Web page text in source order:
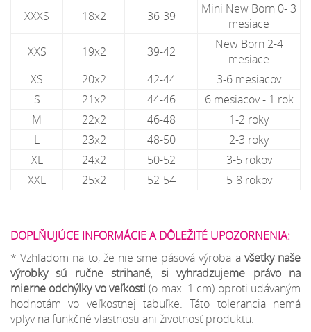
XXXS 18x2 36-39
Mini New Born 0- 3
mesiace
XXS
19x2 39-42
New Born 2-4
mesiace
XS
20x2 42-44
3-6 mesiacov
S
21x2 44-46
6 mesiacov - 1 rok
M
22x2 46-48
1-2 roky
L
23x2 48-50
2-3 roky
XL
24x2 50-52
3-5 rokov
XXL
25x2 52-54 5-8 rokov
DOPLŇUJÚCE INFORMÁCIE A DÔLEŽITÉ UPOZORNENIA:
* Vzhľadom na to, že nie sme pásová výroba a všetky naše
výrobky sú ručne strihané, si vyhradzujeme právo na
mierne odchýlky vo veľkosti (o max. 1 cm) oproti udávaným
hodnotám vo veľkostnej tabuľke. Táto tolerancia nemá
vplyv na funkčné vlastnosti ani životnosť produktu.